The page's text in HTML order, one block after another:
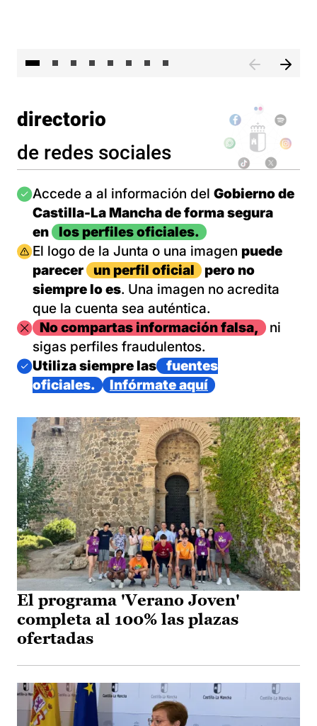
directorio
de redes sociales
Imagen
Accede a al información del Gobierno de
Castilla-La Mancha de forma segura
en
los perfiles oficiales.
Imagen
El logo de la Junta o una imagen puede
parecer
un perfil oficial
pero no
siempre lo es. Una imagen no acredita
que la cuenta sea auténtica.
ImagenNo compartas información falsa,
ni
sigas perfiles fraudulentos.
Imagen
Utiliza siempre las
fuentes
oficiales.
Infórmate aquí
El programa 'Verano Joven'
completa al 100% las plazas
ofertadas